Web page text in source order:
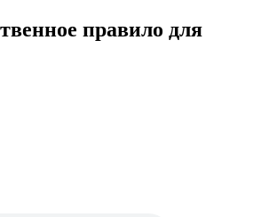
правило для